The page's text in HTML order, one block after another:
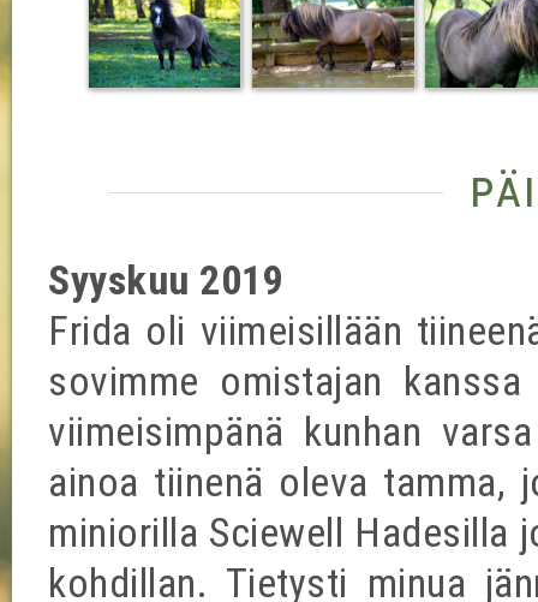
Syyskuu 2019
Frida oli viimeisillään
sovimme omistajan
viimeisimpänä kunhan
ainoa tiinenä oleva tamma,
miniorilla Sciewell Hadesilla
kohdillan. Tietysti minua